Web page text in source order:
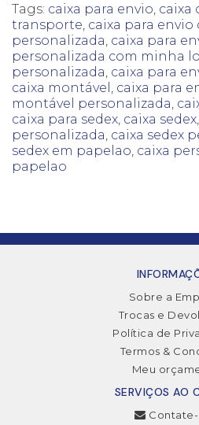
Tags: caixa para envio, caixa
transporte, caixa para envio
personalizada, caixa para
personalizada com minha
personalizada, caixa para
caixa montável , caixa para
montável personalizada,
caixa para sedex, caixa sedex,
personalizada, caixa sedex
sedex em papelao, caixa
papelao
Sobre a
Trocas e
Política de
Termos &
Meu
SERVIÇOS AO